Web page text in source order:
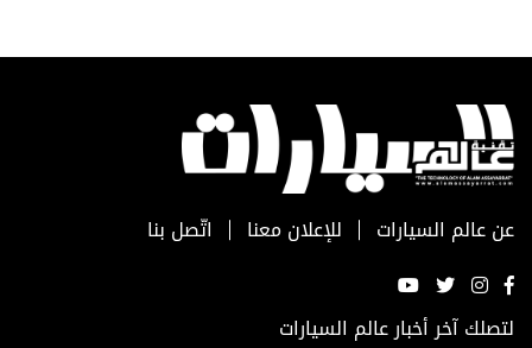
عن عالم السيارات للإعلان معنا اتّصل بنا
لتصلك آخر أخبار عالم السيارات